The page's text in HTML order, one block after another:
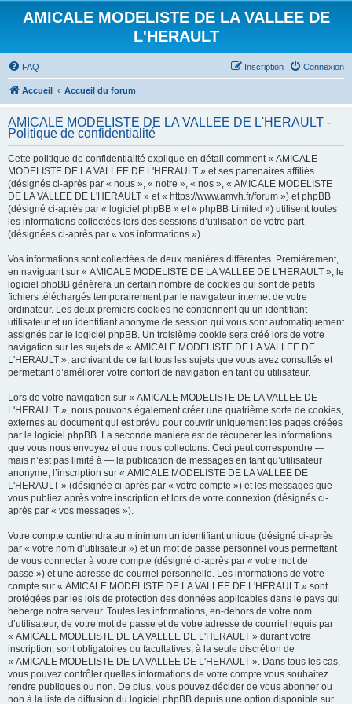
AMICALE MODELISTE DE LA VALLEE DE
L'HERAULT
FAQ Connexion
Inscription
Accueil Accueil du forum
AMICALE MODELISTE DE LA VALLEE DE L'HERAULT -
Politique de confidentialité
Cette politique de confidentialité explique en détail comment « AMICALE
MODELISTE DE LA VALLEE DE L'HERAULT » et ses partenaires affiliés
(désignés ci-après par « nous », « notre », « nos », « AMICALE MODELISTE
DE LA VALLEE DE L'HERAULT » et « https://www.amvh.fr/forum ») et phpBB
(désigné ci-après par « logiciel phpBB » et « phpBB Limited ») utilisent toutes
les informations collectées lors des sessions d’utilisation de votre part
(désignées ci-après par « vos informations »).
Vos informations sont collectées de deux manières différentes. Premièrement,
en naviguant sur « AMICALE MODELISTE DE LA VALLEE DE L'HERAULT », le
logiciel phpBB génèrera un certain nombre de cookies qui sont de petits
fichiers téléchargés temporairement par le navigateur internet de votre
ordinateur. Les deux premiers cookies ne contiennent qu’un identifiant
utilisateur et un identifiant anonyme de session qui vous sont automatiquement
assignés par le logiciel phpBB. Un troisième cookie sera créé lors de votre
navigation sur les sujets de « AMICALE MODELISTE DE LA VALLEE DE
L'HERAULT », archivant de ce fait tous les sujets que vous avez consultés et
permettant d’améliorer votre confort de navigation en tant qu’utilisateur.
Lors de votre navigation sur « AMICALE MODELISTE DE LA VALLEE DE
L'HERAULT », nous pouvons également créer une quatrième sorte de cookies,
externes au document qui est prévu pour couvrir uniquement les pages créées
par le logiciel phpBB. La seconde manière est de récupérer les informations
que vous nous envoyez et que nous collectons. Ceci peut correspondre —
mais n’est pas limité à — la publication de messages en tant qu’utilisateur
anonyme, l’inscription sur « AMICALE MODELISTE DE LA VALLEE DE
L'HERAULT » (désignée ci-après par « votre compte ») et les messages que
vous publiez après votre inscription et lors de votre connexion (désignés ci-
après par « vos messages »).
Votre compte contiendra au minimum un identifiant unique (désigné ci-après
par « votre nom d’utilisateur ») et un mot de passe personnel vous permettant
de vous connecter à votre compte (désigné ci-après par « votre mot de
passe ») et une adresse de courriel personnelle. Les informations de votre
compte sur « AMICALE MODELISTE DE LA VALLEE DE L'HERAULT » sont
protégées par les lois de protection des données applicables dans le pays qui
héberge notre serveur. Toutes les informations, en-dehors de votre nom
d’utilisateur, de votre mot de passe et de votre adresse de courriel requis par
« AMICALE MODELISTE DE LA VALLEE DE L'HERAULT » durant votre
inscription, sont obligatoires ou facultatives, à la seule discrétion de
« AMICALE MODELISTE DE LA VALLEE DE L'HERAULT ». Dans tous les cas,
vous pouvez contrôler quelles informations de votre compte vous souhaitez
rendre publiques ou non. De plus, vous pouvez décider de vous abonner ou
non à la liste de diffusion du logiciel phpBB depuis une option disponible sur